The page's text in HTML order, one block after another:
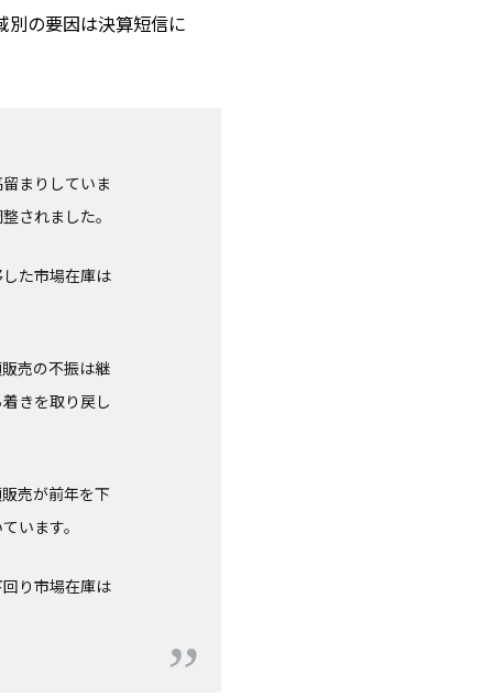
別の要因は決算短信に
まりしていま
されました。
た市場在庫は
売の不振は継
きを取り戻し
売が前年を下
います。
り市場在庫は